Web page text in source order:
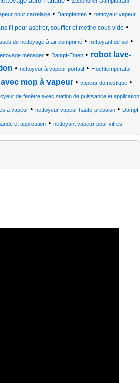
pour carrelage • Dampfenten • nettoyeur vapeur
fil pour aspirer, souffler et mettre sous vide •
de nettoyage à air comprimé• nettoyant de sol•
ménager • Dampf-Enten • robot lave-
• nettoyeur à vapeur portatif • Hochtemperatur
mop à vapeur• vapeur domestique•
de fenêtre avec station de puissance et application
à vapeur• nettoyeur vapeur haute pression• Dampf
et application• nettoyant vapeur pour vitres